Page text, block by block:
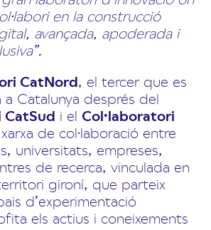
en la construcció
avançada, apoderada i
CatNord, el tercer que es
a Catalunya després del
CatSud i el Col·laboratori
de col·laboració entre
universitats, empreses,
de recerca, vinculada en
gironí, que parteix
d’experimentació
els actius i coneixements